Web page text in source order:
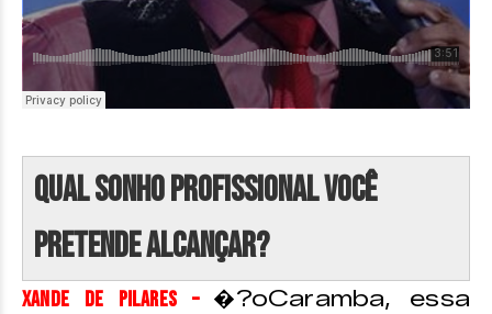
Qual sonho profissional você
pretende alcançar?
Xande de Pilares – �?oCaramba, essa